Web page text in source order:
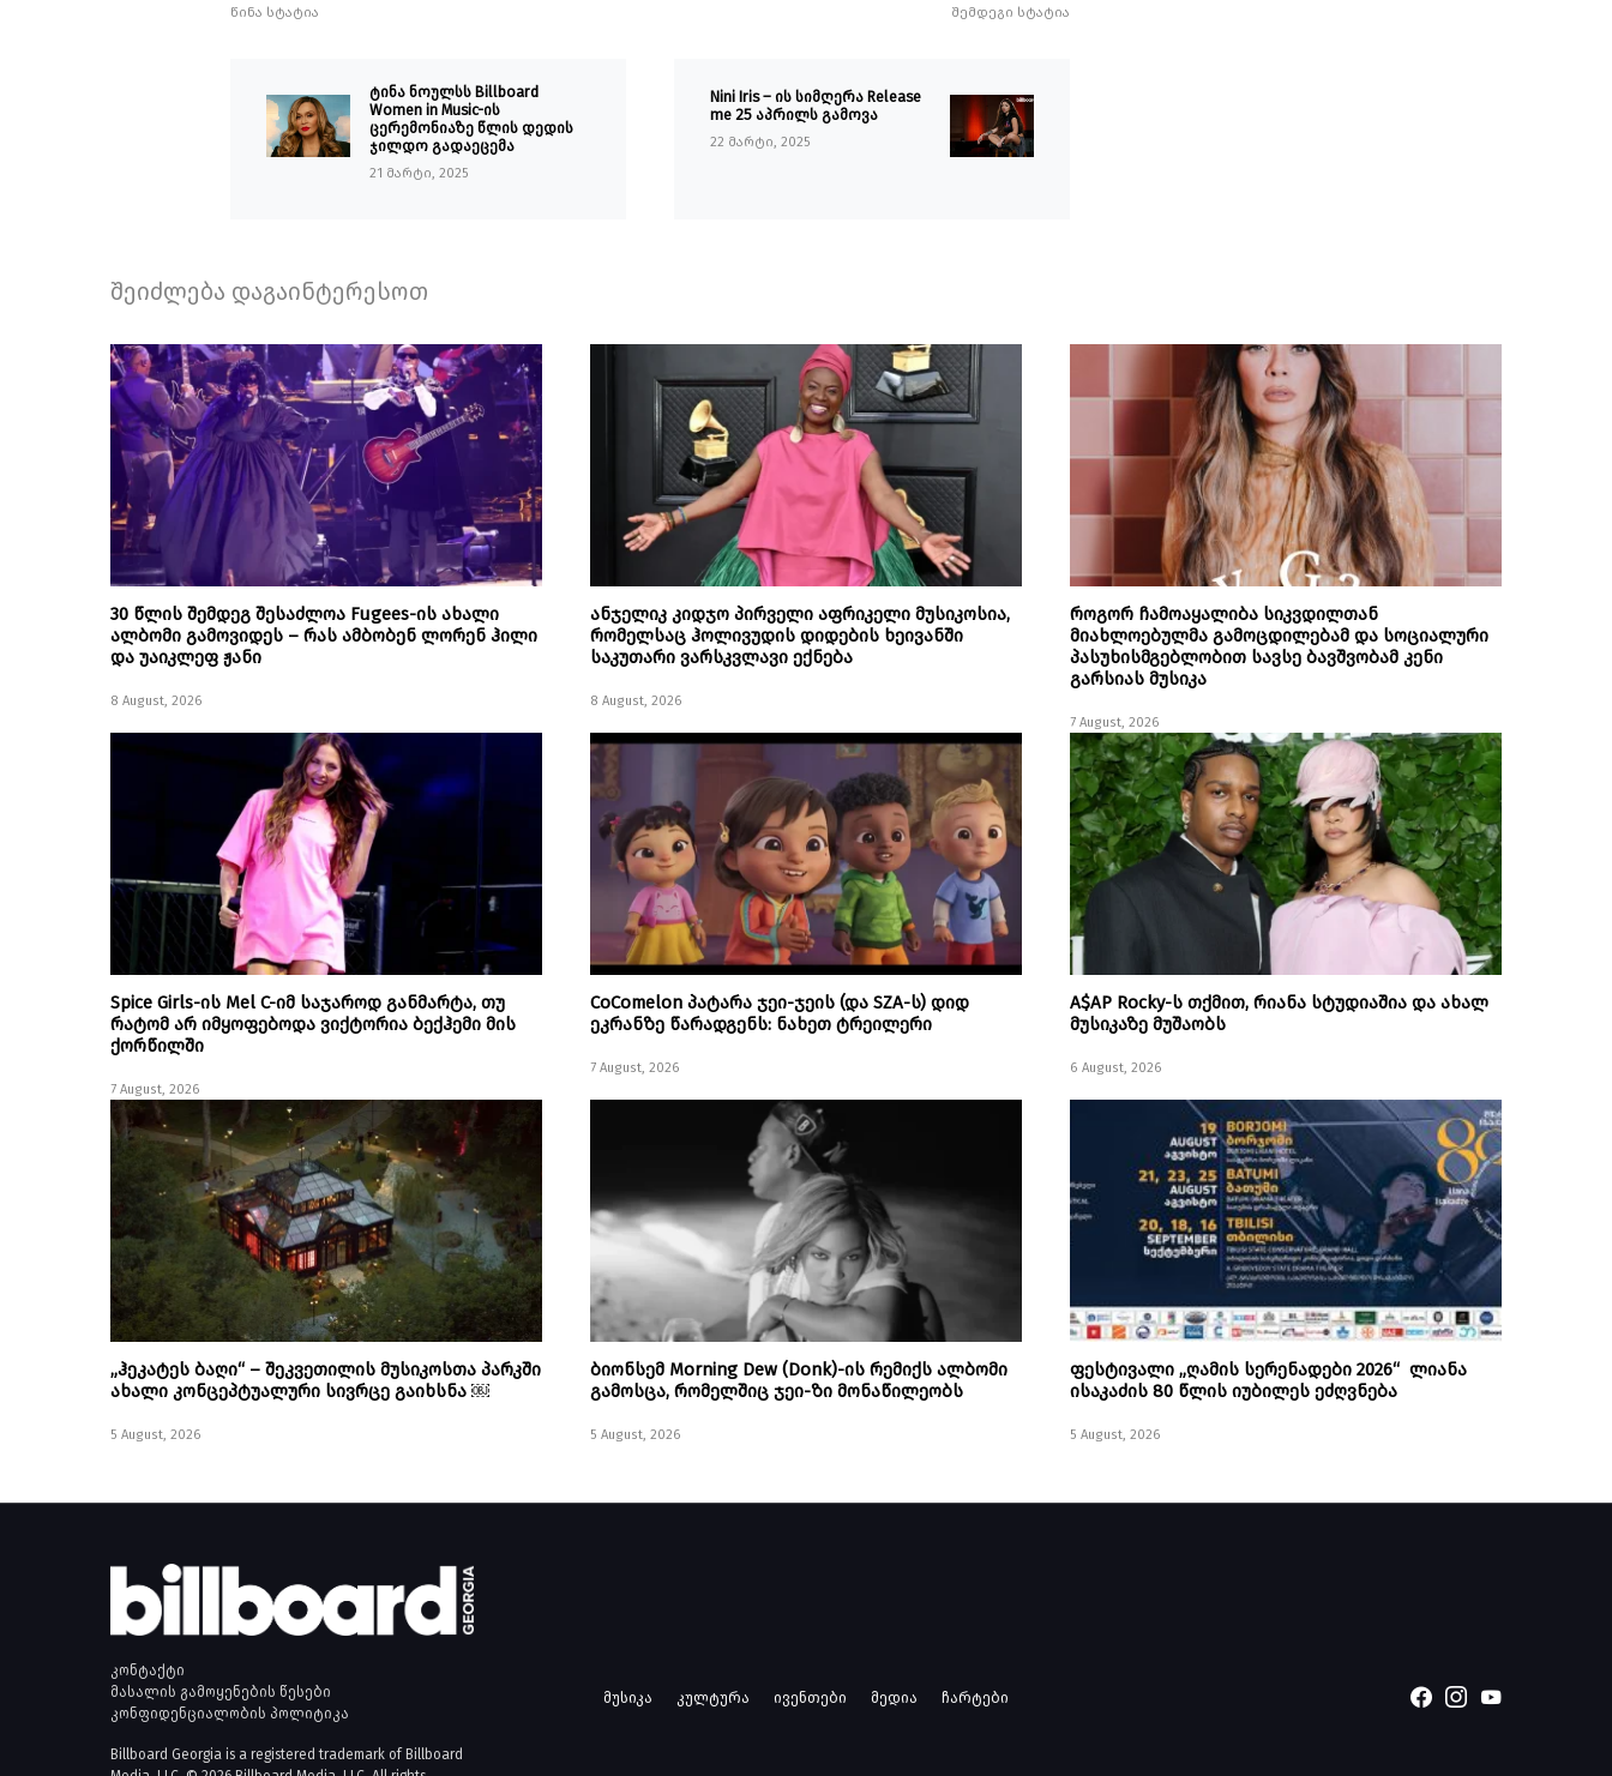
წინა სტატია
ტინა ნოულსს Billboard
Women in Music-ის
ცერემონიაზე წლის დედის
ჯილდო გადაეცემა
21 მარტი, 2025
შემდეგი სტატია
Nini Iris – ის სიმღერა Release
me 25 აპრილს გამოვა
22 მარტი, 2025
შეიძლება დაგაინტერესოთ
30 წლის შემდეგ შესაძლოა Fugees-ის ახალი
ალბომი გამოვიდეს – რას ამბობენ ლორენ ჰილი
და უაიკლეფ ჟანი
8 August, 2026
ანჯელიკ კიდჯო პირველი აფრიკელი მუსიკოსია,
რომელსაც ჰოლივუდის დიდების ხეივანში
საკუთარი ვარსკვლავი ექნება
8 August, 2026
როგორ ჩამოაყალიბა სიკვდილთან
მიახლოებულმა გამოცდილებამ და სოციალური
პასუხისმგებლობით სავსე ბავშვობამ კენი
გარსიას მუსიკა
7 August, 2026
Spice Girls-ის Mel C-იმ საჯაროდ განმარტა, თუ
რატომ არ იმყოფებოდა ვიქტორია ბექჰემი მის
ქორწილში
7 August, 2026
CoComelon პატარა ჯეი-ჯეის (და SZA-ს) დიდ
ეკრანზე წარადგენს: ნახეთ ტრეილერი
7 August, 2026
A$AP Rocky-ს თქმით, რიანა სტუდიაშია და ახალ
მუსიკაზე მუშაობს
6 August, 2026
„ჰეკატეს ბაღი“ – შეკვეთილის მუსიკოსთა პარკში
ახალი კონცეპტუალური სივრცე გაიხსნა ￼
5 August, 2026
ბიონსემ Morning Dew (Donk)-ის რემიქს ალბომი
გამოსცა, რომელშიც ჯეი-ზი მონაწილეობს
5 August, 2026
ფესტივალი „ღამის სერენადები 2026“ ლიანა
ისაკაძის 80 წლის იუბილეს ეძღვნება
5 August, 2026
კონტაქტი
მასალის გამოყენების წესები
კონფიდენციალობის პოლიტიკა
Billboard Georgia is a registered trademark of Billboard
მუსიკა კულტურა ივენთები მედია ჩარტები